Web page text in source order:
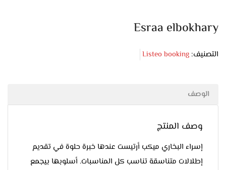
Esraa elbokhary
التصنيف: Listeo booking
الوصف
وصف المنتج
إسراء البخاري ميكب أرتيست عندها خبرة حلوة في تقديم
إطلالات متناسقة تناسب كل المناسبات. أسلوبها بيجمع